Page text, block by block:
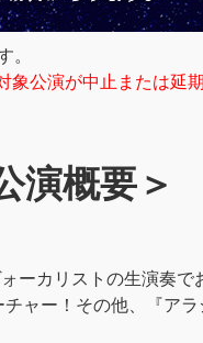
。
公演が中止または延
演概要＞
ーカリストの生演奏で
ャー！その他、『ア